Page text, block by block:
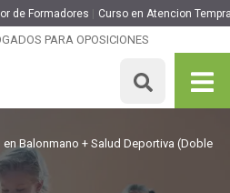
de Formadores Curso en Atencion
PARA OPOSICIONES
en Balonmano + Salud
Balonmano + Salud Deportiva (Doble